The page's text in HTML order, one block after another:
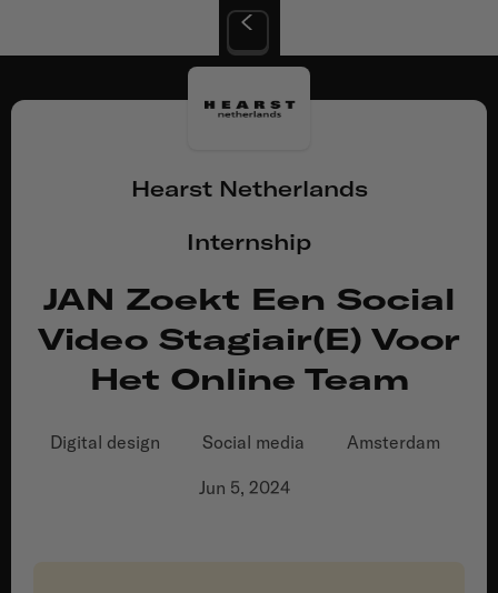
Hearst Netherlands
Internship
JAN Zoekt Een Social
Video Stagiair(e) Voor
Het Online Team
Digital design Social media Amsterdam
Jun 5, 2024